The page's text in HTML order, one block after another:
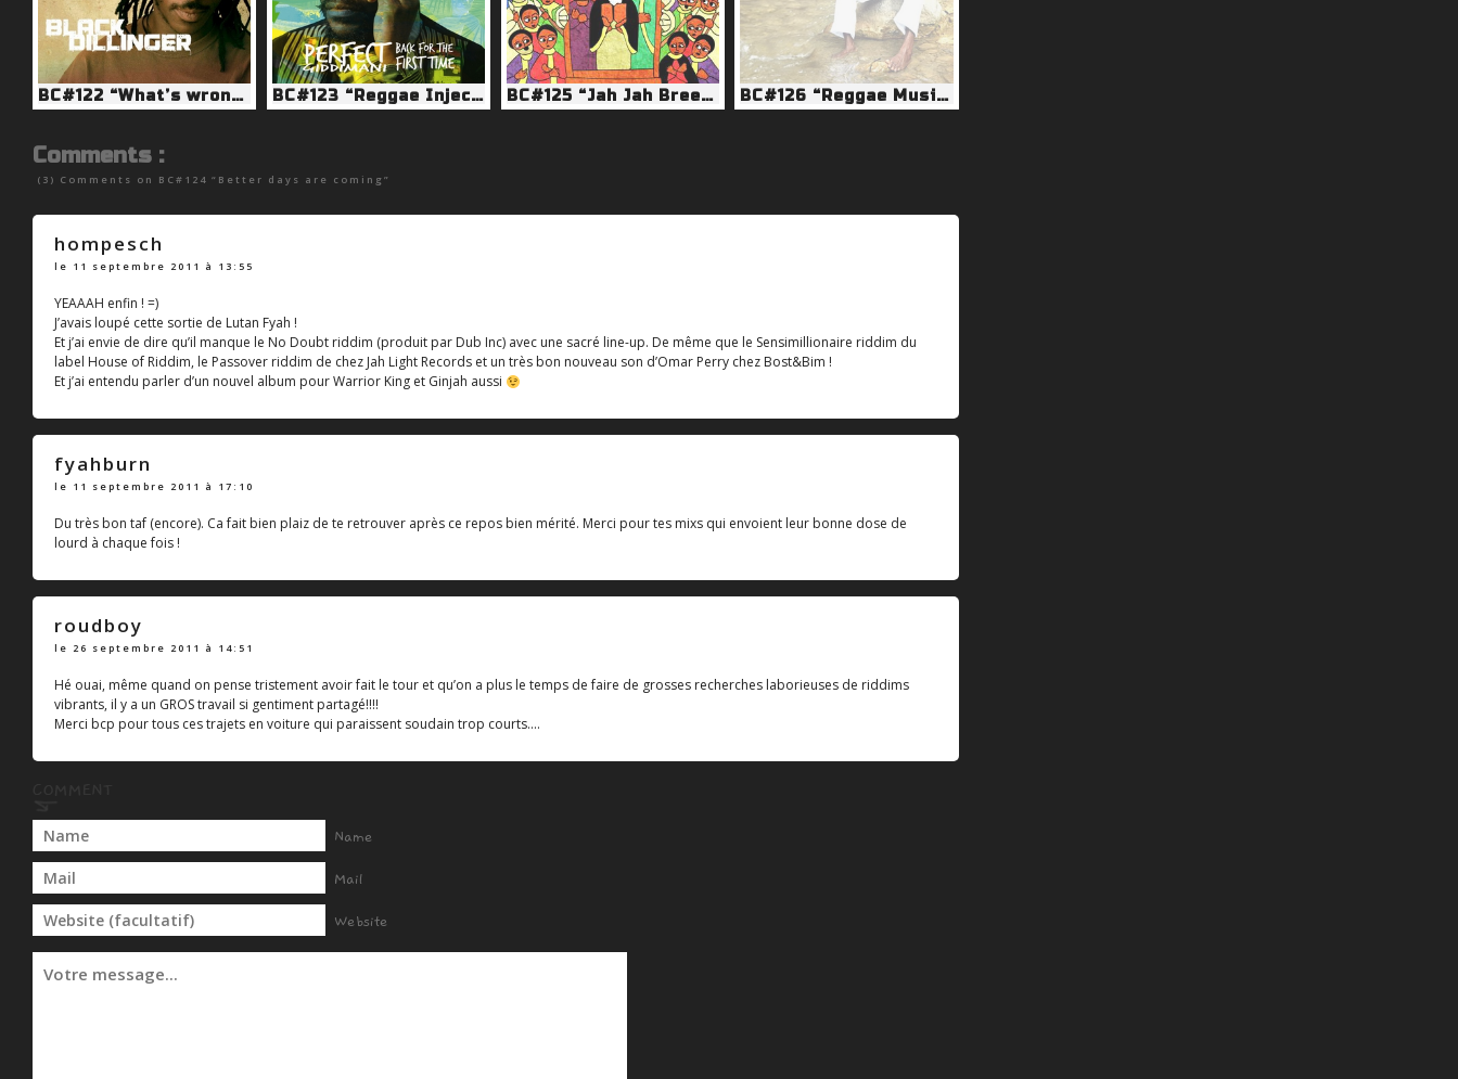
BC#122 “What’s wrong with the picture?” BC#123 “Reggae Injection” (Spéciale Perfect Giddimani) BC#125 “Jah Jah Breeze” BC#126 “Reggae Music more & more”
Comments :
(3) Comments on BC#124 “Better days are coming”
hompesch
le 11 septembre 2011 à 13:55
YEAAAH enfin ! =)
J’avais loupé cette sortie de Lutan Fyah !
Et j’ai envie de dire qu’il manque le No Doubt riddim (produit par Dub Inc) avec une sacré line-up. De même que le Sensimillionaire riddim du
label House of Riddim, le Passover riddim de chez Jah Light Records et un très bon nouveau son d’Omar Perry chez Bost&Bim !
Et j’ai entendu parler d’un nouvel album pour Warrior King et Ginjah aussi
fyahburn
le 11 septembre 2011 à 17:10
Du très bon taf (encore). Ca fait bien plaiz de te retrouver après ce repos bien mérité. Merci pour tes mixs qui envoient leur bonne dose de
lourd à chaque fois !
roudboy
le 26 septembre 2011 à 14:51
Hé ouai, même quand on pense tristement avoir fait le tour et qu’on a plus le temps de faire de grosses recherches laborieuses de riddims
vibrants, il y a un GROS travail si gentiment partagé!!!!
Merci bcp pour tous ces trajets en voiture qui paraissent soudain trop courts....
Name
Mail
Website